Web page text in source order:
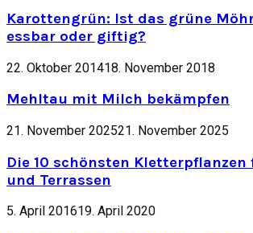
Karottengrün: Ist das grüne
essbar oder giftig?
22. Oktober 201418. November 2018
Mehltau mit Milch bekämpfen
21. November 202521. November 2025
Die 10 schönsten Kletterpflanzen
und Terrassen
5. April 201619. April 2020